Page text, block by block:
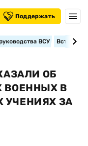
Поддержать
ВСУ
ОБ
ВОЕННЫХ В
ЗА